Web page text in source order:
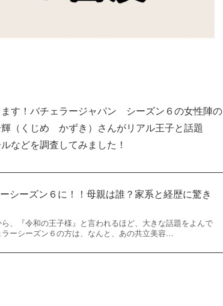
す！バチェラージャパン シーズン６の女性陣の
（くじめ かずき）さんがリアル王子と話題
などを調査してみました！
シーズン６に！！母親は誰？家系と経歴に驚き
、『令和の王子様』と言われるほど、大きな話題をよんで
ーシーズン６の方は、なんと、あの共立美容…